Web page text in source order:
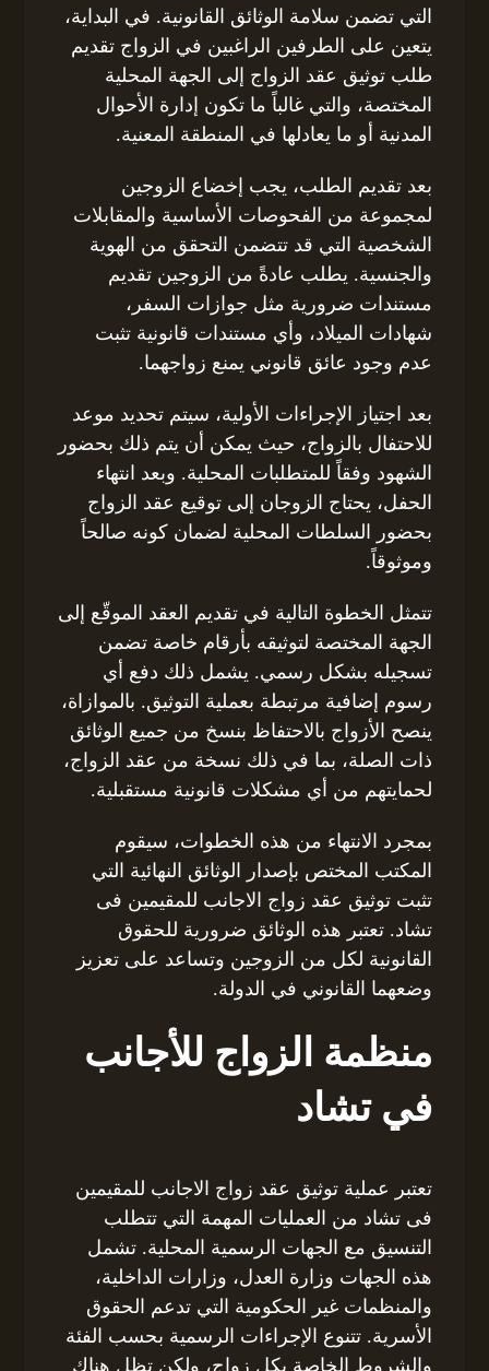
التي تضمن سلامة الوثائق القانونية. في البداية،
يتعين على الطرفين الراغبين في الزواج تقديم
طلب توثيق عقد الزواج إلى الجهة المحلية
المختصة، والتي غالباً ما تكون إدارة الأحوال
المدنية أو ما يعادلها في المنطقة المعنية.
بعد تقديم الطلب، يجب إخضاع الزوجين
لمجموعة من الفحوصات الأساسية والمقابلات
الشخصية التي قد تتضمن التحقق من الهوية
والجنسية. يطلب عادةً من الزوجين تقديم
مستندات ضرورية مثل جوازات السفر،
شهادات الميلاد، وأي مستندات قانونية تثبت
عدم وجود عائق قانوني يمنع زواجهما.
بعد اجتياز الإجراءات الأولية، سيتم تحديد موعد
للاحتفال بالزواج، حيث يمكن أن يتم ذلك بحضور
الشهود وفقاً للمتطلبات المحلية. وبعد انتهاء
الحفل، يحتاج الزوجان إلى توقيع عقد الزواج
بحضور السلطات المحلية لضمان كونه صالحاً
وموثوقاً.
تتمثل الخطوة التالية في تقديم العقد الموقّع إلى
الجهة المختصة لتوثيقه بأرقام خاصة تضمن
تسجيله بشكل رسمي. يشمل ذلك دفع أي
رسوم إضافية مرتبطة بعملية التوثيق. بالموازاة،
ينصح الأزواج بالاحتفاظ بنسخ من جميع الوثائق
ذات الصلة، بما في ذلك نسخة من عقد الزواج،
لحمايتهم من أي مشكلات قانونية مستقبلية.
بمجرد الانتهاء من هذه الخطوات، سيقوم
المكتب المختص بإصدار الوثائق النهائية التي
تثبت توثيق عقد زواج الاجانب للمقيمين فى
تشاد. تعتبر هذه الوثائق ضرورية للحقوق
القانونية لكل من الزوجين وتساعد على تعزيز
وضعهما القانوني في الدولة.
منظمة الزواج للأجانب
في تشاد
تعتبر عملية توثيق عقد زواج الاجانب للمقيمين
فى تشاد من العمليات المهمة التي تتطلب
التنسيق مع الجهات الرسمية المحلية. تشمل
هذه الجهات وزارة العدل، وزارات الداخلية،
والمنظمات غير الحكومية التي تدعم الحقوق
الأسرية. تتنوع الإجراءات الرسمية بحسب الفئة
والشروط الخاصة بكل زواج، ولكن تظل هناك